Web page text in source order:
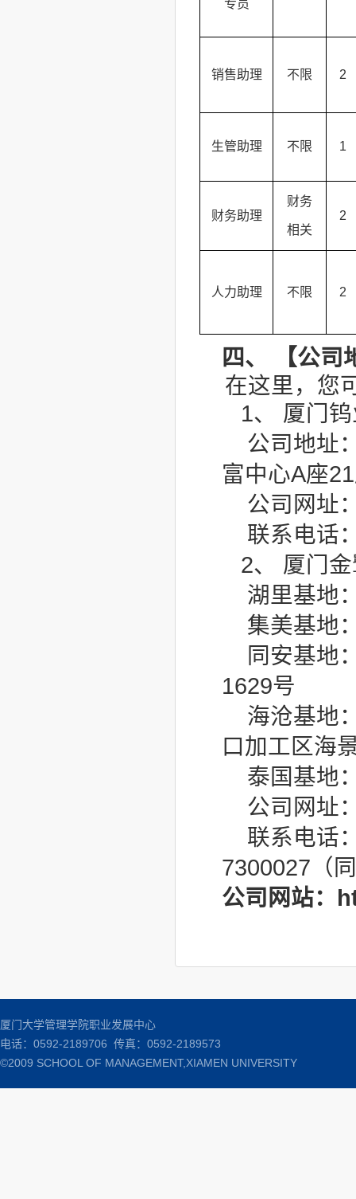
专员
销售助理 不限 2
生管助理 不限 1
财务助理
财务
相关
2
人力助理 不限 2
四、
【公司
在这里，您
1、 厦门
公司地址
富中心A座
公司网址
联系电话
2、 厦门
湖里基地
集美基地
同安基地
1629号
海沧基地
口加工区海
泰国基地
公司网址
联系电话
7300027（
公司网站：
厦门大学管理学院职业发展中心
电话：0592-2189706 传真：0592-2189573
©2009 SCHOOL OF MANAGEMENT,XIAMEN UNIVERSITY